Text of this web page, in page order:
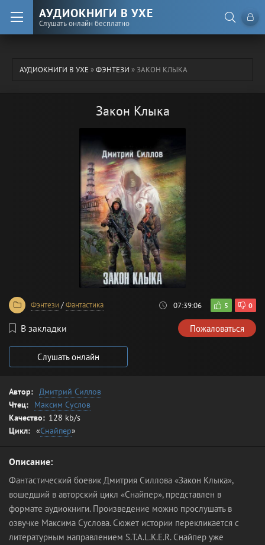
АУДИОКНИГИ В УХЕ
Слушать онлайн бесплатно
АУДИОКНИГИ В УХЕ»ФЭНТЕЗИ » ЗАКОН КЛЫКА
Закон Клыка
Фэнтези /Фантастика 07:39:06 5 0
В закладки Пожаловаться
Слушать онлайн
Автор: Дмитрий Силлов
Чтец:
Максим Суслов
Качество: 128 kb/s
Цикл: «Снайпер»
Описание:
Фантастический боевик Дмитрия Силлова «Закон Клыка»,
вошедший в авторский цикл «Снайпер», представлен в
формате аудиокниги. Произведение можно прослушать в
озвучке Максима Суслова. Сюжет истории перекликается с
литературным направлением S.T.A.L.K.E.R. Снайпер уже